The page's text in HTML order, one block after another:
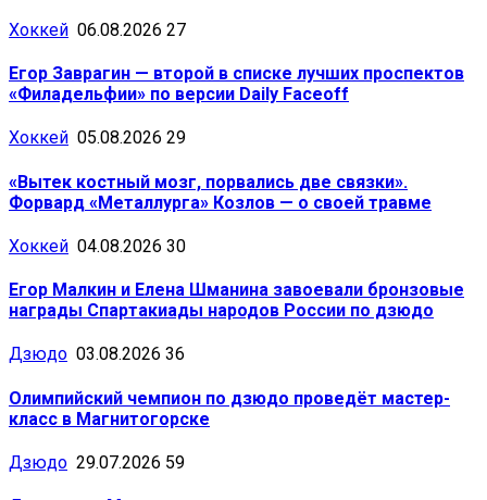
Хоккей 06.08.2026 27
Егор Заврагин — второй в списке лучших проспектов
«Филадельфии» по версии Daily Faceoff
Хоккей 05.08.2026 29
«Вытек костный мозг, порвались две связки».
Форвард «Металлурга» Козлов — о своей травме
Хоккей 04.08.2026 30
Егор Малкин и Елена Шманина завоевали бронзовые
награды Спартакиады народов России по дзюдо
Дзюдо 03.08.2026 36
Олимпийский чемпион по дзюдо проведёт мастер-
класс в Магнитогорске
Дзюдо 29.07.2026 59